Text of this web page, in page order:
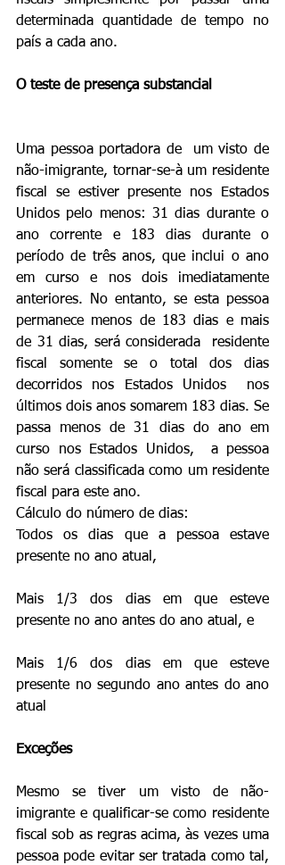
determinada quantidade de tempo no
país a cada ano.
O teste de presença substancial
Uma pessoa portadora de  um visto de
não-imigrante, tornar-se-à um residente
fiscal se estiver presente nos Estados
Unidos pelo menos: 31 dias durante o
ano corrente e 183 dias durante o
período de três anos, que inclui o ano
em curso e nos dois imediatamente
anteriores. No entanto, se esta pessoa
permanece menos de 183 dias e mais
de 31 dias, será considerada  residente
fiscal somente se o total dos dias
decorridos nos Estados Unidos  nos
últimos dois anos somarem 183 dias. Se
passa menos de 31 dias do ano em
curso nos Estados Unidos,  a pessoa
não será classificada como um residente
fiscal para este ano.
Cálculo do número de dias:
Todos os dias que a pessoa estave
presente no ano atual,
Mais 1/3 dos dias em que esteve
presente no ano antes do ano atual, e
Mais 1/6 dos dias em que esteve
presente no segundo ano antes do ano
atual
Exceções
Mesmo se tiver um visto de não-
imigrante e qualificar-se como residente
fiscal sob as regras acima, às vezes uma
pessoa pode evitar ser tratada como tal,